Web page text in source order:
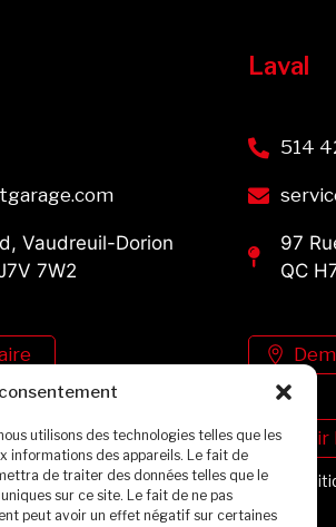
utilisons des technologies telles que les
informations des appareils. Le fait de
de traiter des données telles que le
sur ce site. Le fait de ne pas
peut avoir un effet négatif sur certaines
Vaudreuil-Dorion
7W2
Laval
514
97
QC